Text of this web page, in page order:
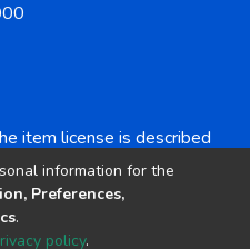
item license is described
NonCommercial-
information for the
Preferences,
.
policy.